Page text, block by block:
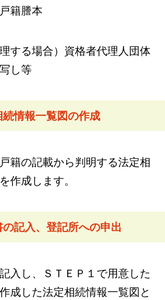
籍謄本
する場合）資格者代理人団体
し等
情報一覧図の作成
籍の記載から判明する法定相
作成します。
記入、登記所への申出
入し、ＳＴＥＰ１で用意した
成した法定相続情報一覧図と